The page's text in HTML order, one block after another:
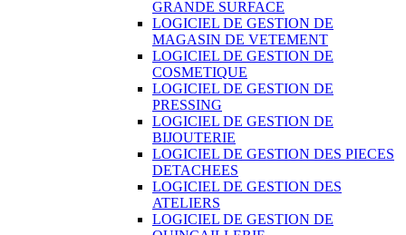
GRANDE SURFACE
LOGICIEL DE GESTION DE
MAGASIN DE VETEMENT
LOGICIEL DE GESTION DE
COSMETIQUE
LOGICIEL DE GESTION DE
PRESSING
LOGICIEL DE GESTION DE
BIJOUTERIE
LOGICIEL DE GESTION DES PIECES
DETACHEES
LOGICIEL DE GESTION DES
ATELIERS
LOGICIEL DE GESTION DE